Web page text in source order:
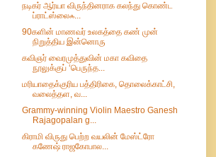
நடிகர் ஆர்யா விருந்தினராக கலந்து கொண்ட
ப்ராட்ஸ்லைஃ...
90களின் மாணவர் உலகத்தை கண் முன்
நிறுத்திய இன்னொரு
கவிஞர் வைரமுத்துவின் மகா கவிதை
நூலுக்குப் ‘பெருந்த...
மரியாதைக்குரிய பத்திரிகை, தொலைக்காட்சி,
வலைத்தள, வ...
Grammy-winning Violin Maestro Ganesh
Rajagopalan g...
கிராமி விருது பெற்ற வயலின் மேஸ்ட்ரோ
கணேஷ் ராஜகோபால...